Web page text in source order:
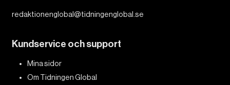
redaktionenglobal@tidningenglobal.se
Kundservice och support
Mina sidor
Om Tidningen Global